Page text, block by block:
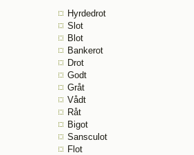
Hyrdedrot
Slot
Blot
Bankerot
Drot
Godt
Gråt
Vådt
Råt
Bigot
Sansculot
Flot